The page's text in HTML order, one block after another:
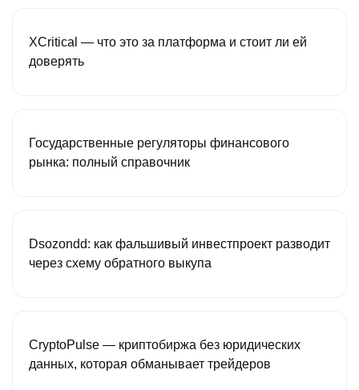
XCritical — что это за платформа и стоит ли ей
доверять
Государственные регуляторы финансового
рынка: полный справочник
Dsozondd: как фальшивый инвестпроект разводит
через схему обратного выкупа
CryptoPulse — криптобиржа без юридических
данных, которая обманывает трейдеров